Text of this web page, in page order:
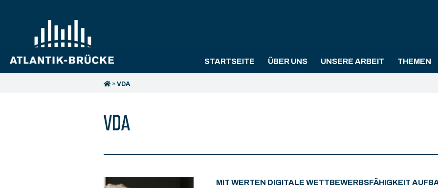
STARTSEITE ÜBER UNS UNSERE ARBEIT THEMEN
» VDA
VDA
MIT WERTEN DIGITALE WETTBEWERBSFÄHIGKEIT